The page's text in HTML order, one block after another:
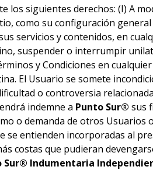
los siguientes derechos: (I) A
como su configuración
servicios y contenidos, en
suspender o interrumpir
y Condiciones en
El Usuario se somete
o controversia
indemne a Punto Sur® sus
o demanda de otros
se entienden incorporadas al
costas que pudieran
Sur® Indumentaria